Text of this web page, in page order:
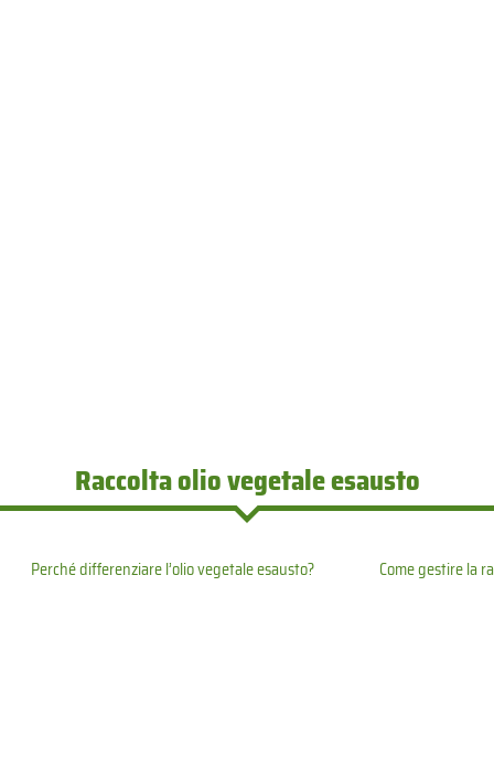
Raccolta olio vegetale esausto
Perché differenziare l’olio vegetale esausto? Come gestire la